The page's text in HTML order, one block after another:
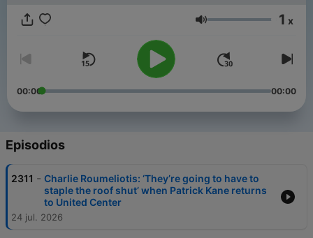
Volumen 1 x
00:00 00:00
Episodios
2311 - Charlie Roumeliotis: ‘They’re going to have to
staple the roof shut’ when Patrick Kane returns
to United Center
24 jul. 2026